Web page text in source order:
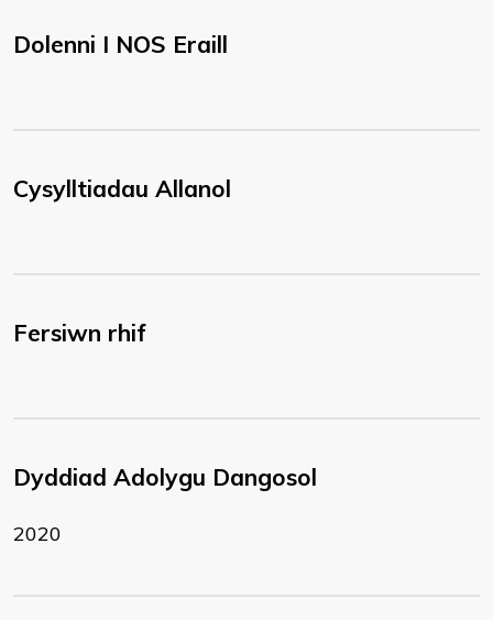
Dolenni I NOS Eraill
Cysylltiadau Allanol
Fersiwn rhif
Dyddiad Adolygu Dangosol
2020